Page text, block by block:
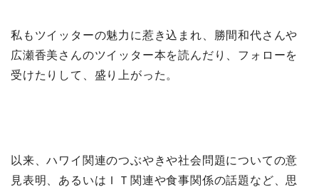
私もツイッターの魅力に惹き込まれ、勝間和代さんや
広瀬香美さんのツイッター本を読んだり、フォローを
受けたりして、盛り上がった。
以来、ハワイ関連のつぶやきや社会問題についての意
見表明、あるいはＩＴ関連や食事関係の話題など、思